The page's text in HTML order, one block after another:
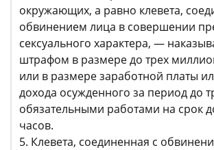
окружающих, а равно клевета,
обвинением лица в совершении
сексуального характера, —
штрафом в размере до трех
или в размере заработной платы
дохода осужденного за период до
обязательными работами на срок
часов.
5. Клевета, соединенная с